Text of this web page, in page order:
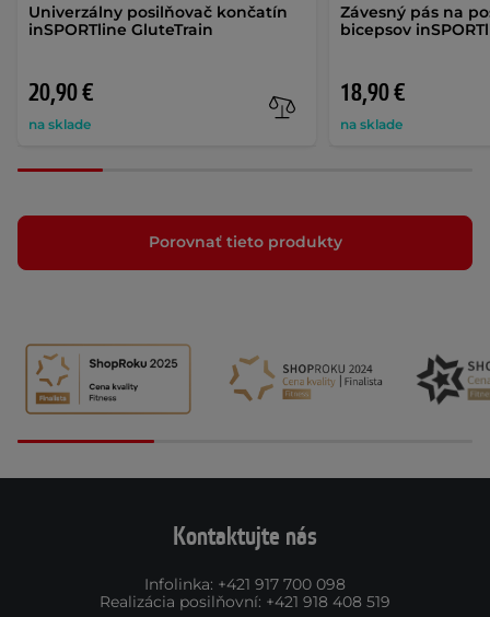
Univerzálny posilňovač končatín
inSPORTline GluteTrain
20,90 €
na sklade
Závesný pás na
bicepsov
18,90 €
na sklade
Porovnať tieto produkty
Kontaktujte nás
Infolinka: +421 917 700 098
Realizácia posilňovní: +421 918 408 519